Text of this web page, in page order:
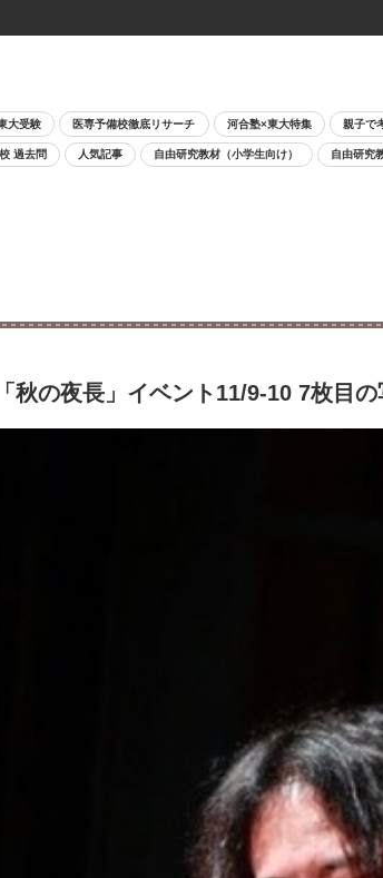
大受験 医専予備校徹底リサーチ 河合塾×東大特集 親子で
過去問 人気記事 自由研究教材（小学生向け） 自由研究
秋の夜長」イベント11/9-10 7枚目